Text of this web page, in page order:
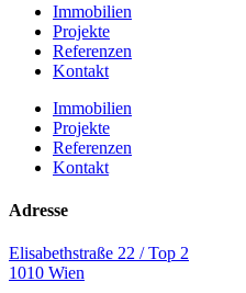
Immobilien
Projekte
Referenzen
Kontakt
Immobilien
Projekte
Referenzen
Kontakt
Adresse
Elisabethstraße 22 / Top 2
1010 Wien